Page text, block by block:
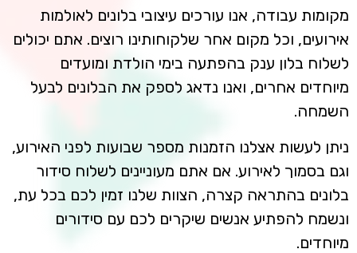
מקומות עבודה, אנו עורכים עיצובי בלונים לאולמות
אירועים, וכל מקום אחר שלקוחותינו רוצים. אתם יכולים
לשלוח בלון ענק בהפתעה בימי הולדת ומועדים
מיוחדים אחרים, ואנו נדאג לספק את הבלונים לבעל
השמחה.
ניתן לעשות אצלנו הזמנות מספר שבועות לפני האירוע,
וגם בסמוך לאירוע. אם אתם מעוניינים לשלוח סידור
בלונים בהתראה קצרה, הצוות שלנו זמין לכם בכל עת,
ונשמח להפתיע אנשים שיקרים לכם עם סידורים
מיוחדים.